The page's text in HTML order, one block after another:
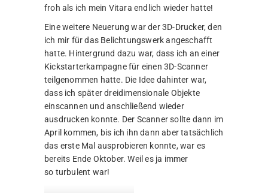
froh als ich mein Vitara endlich wieder hatte!
Eine weitere Neuerung war der 3D-Drucker, den
ich mir für das Belichtungswerk angeschafft
hatte. Hintergrund dazu war, dass ich an einer
Kickstarterkampagne für einen 3D-Scanner
teilgenommen hatte. Die Idee dahinter war,
dass ich später dreidimensionale Objekte
einscannen und anschließend wieder
ausdrucken konnte. Der Scanner sollte dann im
April kommen, bis ich ihn dann aber tatsächlich
das erste Mal ausprobieren konnte, war es
bereits Ende Oktober. Weil es ja immer
so turbulent war!